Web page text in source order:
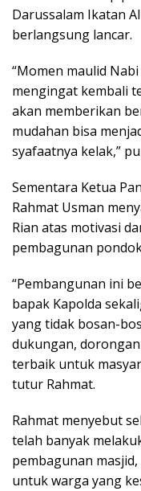
Darussalam Ikatan
berlangsung lancar.
“Momen maulid
mengingat kembali
akan memberikan
mudahan bisa
syafaatnya kelak,”
Sementara Ketua
Rahmat Usman
Rian atas motivasi
pembagunan
“Pembangunan ini
bapak Kapolda
yang tidak bosan-
dukungan,
terbaik untuk
tutur Rahmat.
Rahmat menyebut
telah banyak
pembagunan
untuk warga yang